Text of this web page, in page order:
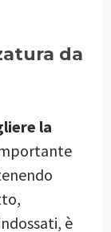
da
la
è